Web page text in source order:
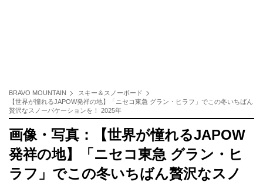
BRAVO MOUNTAIN
スキー＆スノーボード
【世界が憧れるJAPOW発祥の地】「ニセコ東急 グラン・ヒラフ」でこの冬いちばん
贅沢なスノーバケーションを！ 2025年
画像・写真：【世界が憧れるJAPOW
発祥の地】「ニセコ東急 グラン・ヒ
ラフ」でこの冬いちばん贅沢なスノ